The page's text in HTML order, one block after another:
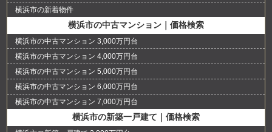
横浜市の新着物件
横浜市の中古マンション｜価格検索
横浜市の中古マンション 3,000万円台
横浜市の中古マンション 4,000万円台
横浜市の中古マンション 5,000万円台
横浜市の中古マンション 6,000万円台
横浜市の中古マンション 7,000万円台
横浜市の新築一戸建て｜価格検索